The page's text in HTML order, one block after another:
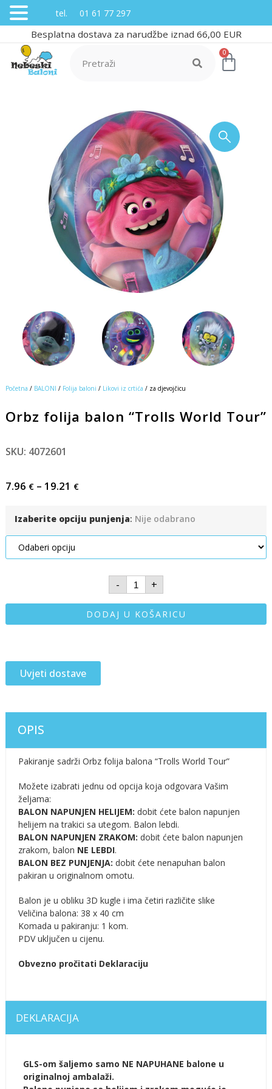
Besplatna dostava za narudžbe iznad 66,00 EUR
0
Početna / BALONI / Folija baloni / Likovi iz crtića / za djevojčicu
Orbz folija balon “Trolls World Tour”
SKU: 4072601
7.96 €– 19.21 €
Izaberite opciju punjenja: Nije odabrano
- +
DODAJ U KOŠARICU
Uvjeti dostave
OPIS
Pakiranje sadrži Orbz folija balona “Trolls World Tour”
Možete izabrati jednu od opcija koja odgovara Vašim
željama:
BALON NAPUNJEN HELIJEM: dobit ćete balon napunjen
helijem na trakici sa utegom. Balon lebdi.
BALON NAPUNJEN ZRAKOM: dobit ćete balon napunjen
zrakom, balon NE LEBDI.
BALON BEZ PUNJENJA: dobit ćete nenapuhan balon
pakiran u originalnom omotu.
Balon je u obliku 3D kugle i ima četiri različite slike
Veličina balona: 38 x 40 cm
Komada u pakiranju: 1 kom.
PDV uključen u cijenu.
Obvezno pročitati Deklaraciju
DEKLARACIJA
GLS-om šaljemo samo NE NAPUHANE balone u
originalnoj ambalaži.
tel. 01 61 77 297